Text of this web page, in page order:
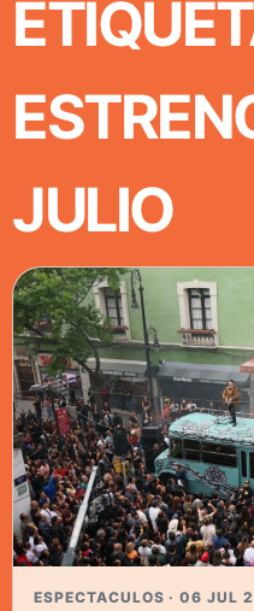
JULIO
ESPECTACULOS · 06 JUL